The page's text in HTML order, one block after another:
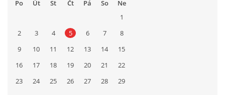
Po
Út St Čt Pá So
Ne
1
2
3 4 5 6 7
8
9
10 11 12 13 14
15
16
17 18 19 20 21
22
23
24 25 26 27 28
29